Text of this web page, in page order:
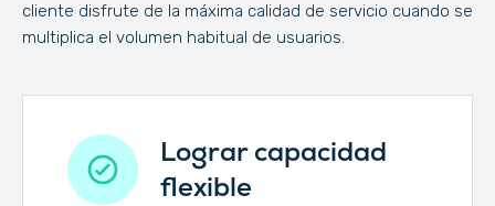
cliente disfrute de la máxima calidad de servicio cuando se
multiplica el volumen habitual de usuarios.
Lograr capacidad
flexible